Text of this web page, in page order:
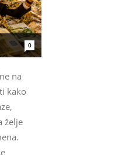
0
na
kako
želje